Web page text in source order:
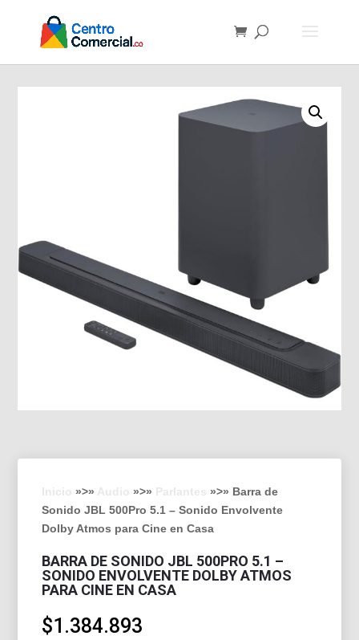
»>» »>»
»>» Barra de
Sonido JBL 500Pro 5.1 – Sonido Envolvente
Dolby Atmos para Cine en Casa
BARRA DE SONIDO JBL 500PRO 5.1 –
SONIDO ENVOLVENTE DOLBY ATMOS
PARA CINE EN CASA
$1.384.893